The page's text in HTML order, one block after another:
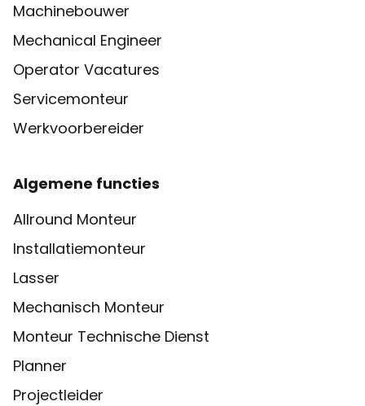
Machinebouwer
Mechanical Engineer
Operator Vacatures
Servicemonteur
Werkvoorbereider
Algemene functies
Allround Monteur
Installatiemonteur
Lasser
Mechanisch Monteur
Monteur Technische Dienst
Planner
Projectleider